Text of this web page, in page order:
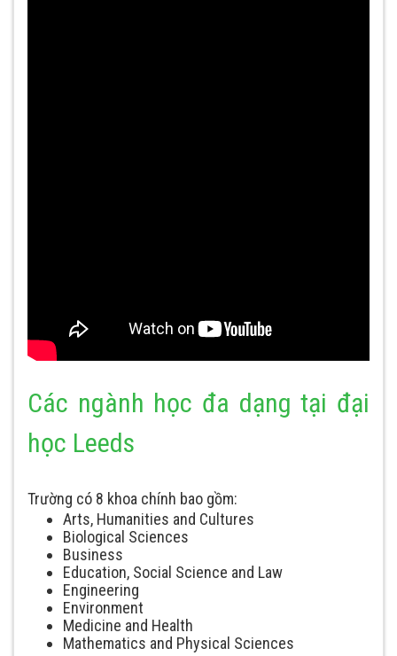
Các ngành học đa dạng tại đại
học Leeds
Trường có 8 khoa chính bao gồm:
Arts, Humanities and Cultures
Biological Sciences
Business
Education, Social Science and Law
Engineering
Environment
Medicine and Health
Mathematics and Physical Sciences